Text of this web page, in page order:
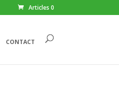
Articles 0
CONTACT